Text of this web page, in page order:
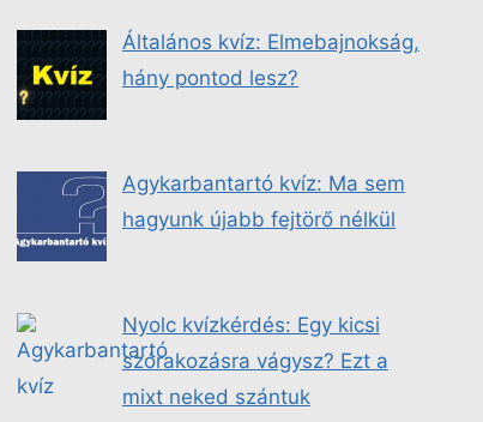
Általános kvíz: Elmebajnokság,
hány pontod lesz?
Agykarbantartó kvíz: Ma sem
hagyunk újabb fejtörő nélkül
Nyolc kvízkérdés: Egy kicsi
szórakozásra vágysz? Ezt a
mixt neked szántuk